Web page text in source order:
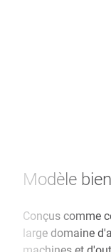
Modèle
Conçus comme
large domaine